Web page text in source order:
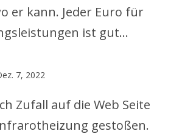
er kann. Jeder Euro für
ist gut...
7, 2022
Zufall auf die Web Seite
gestoßen.